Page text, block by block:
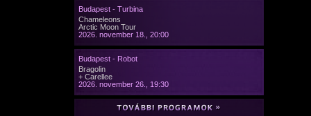
Budapest - Turbina
Chameleons
Arctic Moon Tour
2026. november 18., 20:00
Budapest - Robot
Bragolin
+ Carellee
2026. november 26., 19:30